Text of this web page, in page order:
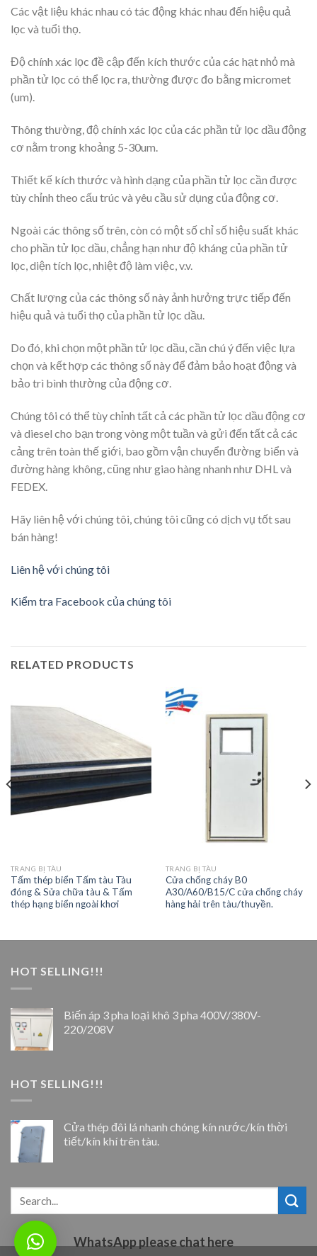
Các vật liệu khác nhau có tác động khác nhau đến hiệu quả
lọc và tuổi thọ.
Độ chính xác lọc đề cập đến kích thước của các hạt nhỏ mà
phần tử lọc có thể lọc ra, thường được đo bằng micromet
(um).
Thông thường, độ chính xác lọc của các phần tử lọc dầu động
cơ nằm trong khoảng 5-30um.
Thiết kế kích thước và hình dạng của phần tử lọc cần được
tùy chỉnh theo cấu trúc và yêu cầu sử dụng của động cơ.
Ngoài các thông số trên, còn có một số chỉ số hiệu suất khác
cho phần tử lọc dầu, chẳng hạn như độ kháng của phần tử
lọc, diện tích lọc, nhiệt độ làm việc, v.v.
Chất lượng của các thông số này ảnh hưởng trực tiếp đến
hiệu quả và tuổi thọ của phần tử lọc dầu.
Do đó, khi chọn một phần tử lọc dầu, cần chú ý đến việc lựa
chọn và kết hợp các thông số này để đảm bảo hoạt động và
bảo trì bình thường của động cơ.
Chúng tôi có thể tùy chỉnh tất cả các phần tử lọc dầu động cơ
và diesel cho bạn trong vòng một tuần và gửi đến tất cả các
cảng trên toàn thế giới, bao gồm vận chuyển đường biển và
đường hàng không, cũng như giao hàng nhanh như DHL và
FEDEX.
Hãy liên hệ với chúng tôi, chúng tôi cũng có dịch vụ tốt sau
bán hàng!
Liên hệ với chúng tôi
Kiểm tra Facebook của chúng tôi
RELATED PRODUCTS
TRANG BỊ TÀU
Tấm thép biển Tấm tàu Tàu
đóng & Sửa chữa tàu & Tấm
thép hạng biển ngoài khơi
TRANG BỊ TÀU
Cửa chống cháy B0
A30/A60/B15/C cửa chống cháy
hàng hải trên tàu/thuyền.
HOT SELLING!!!
Biến áp 3 pha loại khô 3 pha 400V/380V-
220/208V
HOT SELLING!!!
Cửa thép đôi lá nhanh chóng kín nước/kín thời
tiết/kín khí trên tàu.
WhatsApp please chat here